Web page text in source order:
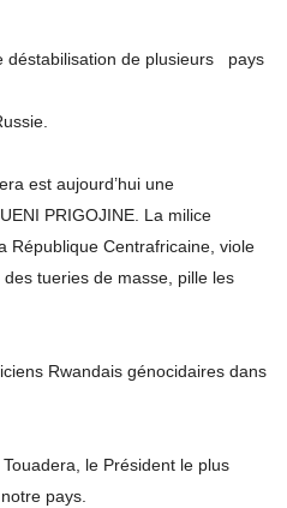
déstabilisation de plusieurs pays
est aujourd’hui une
PRIGOJINE. La milice
République Centrafricaine, viole
tueries de masse, pille les
Rwandais génocidaires dans
le Président le plus
pays.